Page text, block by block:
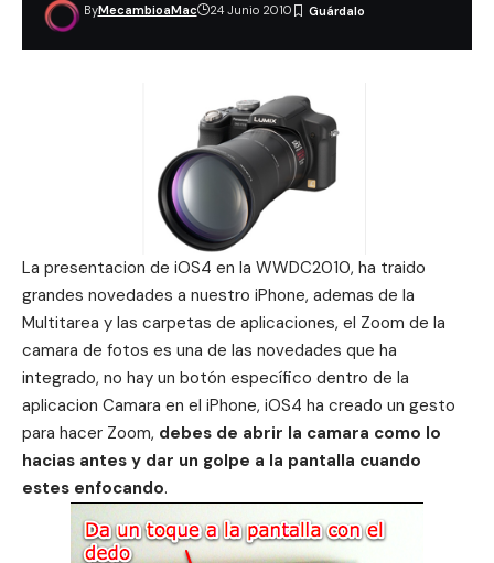
ByMecambioaMac 24 Junio 2010
La presentacion de iOS4 en la WWDC2010, ha traido
grandes novedades a nuestro iPhone, ademas de la
Multitarea y las carpetas de aplicaciones, el Zoom de la
camara de fotos es una de las novedades que ha
integrado, no hay un botón específico dentro de la
aplicacion Camara en el iPhone, iOS4 ha creado un gesto
para hacer Zoom, debes de abrir la camara como lo
hacias antes y dar un golpe a la pantalla cuando
estes enfocando.